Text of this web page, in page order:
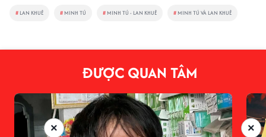
# LAN KHUÊ # MINH TÚ # MINH TÚ - LAN KHUÊ # MINH TÚ VÀ LAN KHUÊ
ĐƯỢC QUAN TÂM
×
×